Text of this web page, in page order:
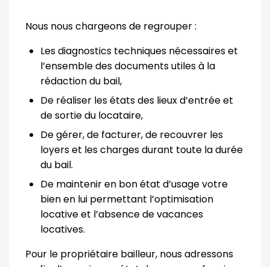
Nous nous chargeons de regrouper :
Les diagnostics techniques nécessaires et
l’ensemble des documents utiles à la
rédaction du bail,
De réaliser les états des lieux d’entrée et
de sortie du locataire,
De gérer, de facturer, de recouvrer les
loyers et les charges durant toute la durée
du bail.
De maintenir en bon état d’usage votre
bien en lui permettant l’optimisation
locative et l’absence de vacances
locatives.
Pour le propriétaire bailleur, nous adressons